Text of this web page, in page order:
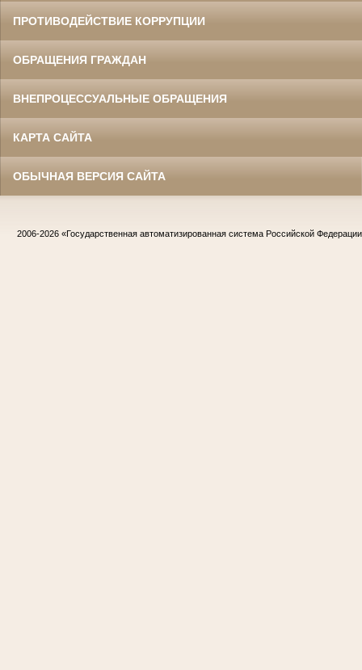
ПРОТИВОДЕЙСТВИЕ КОРРУПЦИИ
ОБРАЩЕНИЯ ГРАЖДАН
ВНЕПРОЦЕССУАЛЬНЫЕ ОБРАЩЕНИЯ
КАРТА САЙТА
ОБЫЧНАЯ ВЕРСИЯ САЙТА
2006-2026 «Государственная автоматизированная система Российской